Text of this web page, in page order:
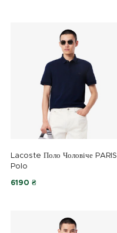
Lacoste Поло Чоловіче PARIS
Polo
6190 ₴